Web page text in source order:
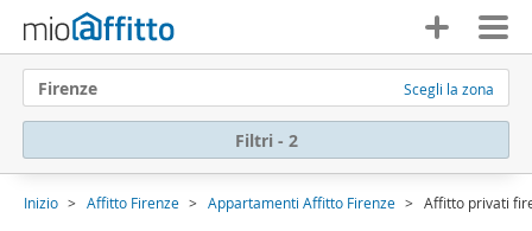
Firenze Scegli la zona
Filtri - 2
Inizio Affitto Firenze Appartamenti Affitto Firenze Affitto privati